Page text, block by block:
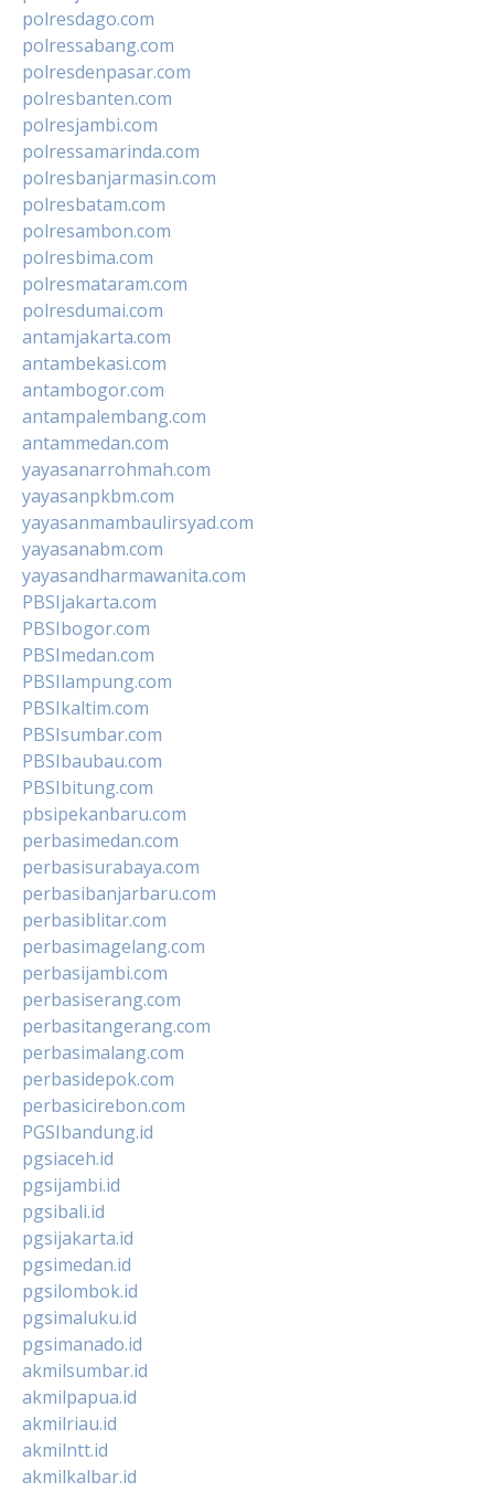
polresdago.com
polressabang.com
polresdenpasar.com
polresbanten.com
polresjambi.com
polressamarinda.com
polresbanjarmasin.com
polresbatam.com
polresambon.com
polresbima.com
polresmataram.com
polresdumai.com
antamjakarta.com
antambekasi.com
antambogor.com
antampalembang.com
antammedan.com
yayasanarrohmah.com
yayasanpkbm.com
yayasanmambaulirsyad.com
yayasanabm.com
yayasandharmawanita.com
PBSIjakarta.com
PBSIbogor.com
PBSImedan.com
PBSIlampung.com
PBSIkaltim.com
PBSIsumbar.com
PBSIbaubau.com
PBSIbitung.com
pbsipekanbaru.com
perbasimedan.com
perbasisurabaya.com
perbasibanjarbaru.com
perbasiblitar.com
perbasimagelang.com
perbasijambi.com
perbasiserang.com
perbasitangerang.com
perbasimalang.com
perbasidepok.com
perbasicirebon.com
PGSIbandung.id
pgsiaceh.id
pgsijambi.id
pgsibali.id
pgsijakarta.id
pgsimedan.id
pgsilombok.id
pgsimaluku.id
pgsimanado.id
akmilsumbar.id
akmilpapua.id
akmilriau.id
akmilntt.id
akmilkalbar.id